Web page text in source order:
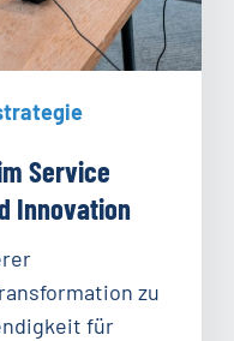
Service
Innovation
zu
für